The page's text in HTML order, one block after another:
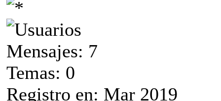
Mensajes: 7
Temas: 0
Registro en: Mar 2019